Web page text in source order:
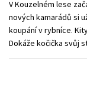
V Kouzelném lese
nových kamarádů si
koupání v rybníce.
Dokáže kočička svůj